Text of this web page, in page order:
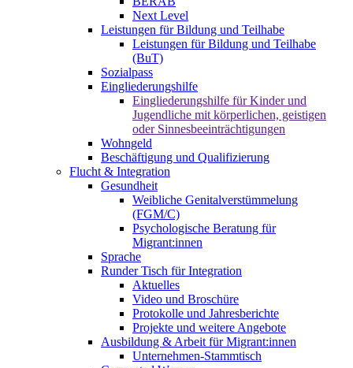
Next Level
Leistungen für Bildung und Teilhabe
Leistungen für Bildung und Teilhabe
(BuT)
Sozialpass
Eingliederungshilfe
Eingliederungshilfe für Kinder und
Jugendliche mit körperlichen, geistigen
oder Sinnesbeeinträchtigungen
Wohngeld
Beschäftigung und Qualifizierung
Flucht & Integration
Gesundheit
Weibliche Genitalverstümmelung
(FGM/C)
Psychologische Beratung für
Migrant:innen
Sprache
Runder Tisch für Integration
Aktuelles
Video und Broschüre
Protokolle und Jahresberichte
Projekte und weitere Angebote
Ausbildung & Arbeit für Migrant:innen
Unternehmen-Stammtisch